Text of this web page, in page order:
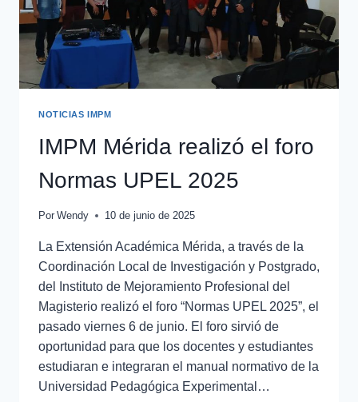
NOTICIAS IMPM
IMPM Mérida realizó el foro
Normas UPEL 2025
Por Wendy 10 de junio de 2025
La Extensión Académica Mérida, a través de la
Coordinación Local de Investigación y Postgrado,
del Instituto de Mejoramiento Profesional del
Magisterio realizó el foro “Normas UPEL 2025”, el
pasado viernes 6 de junio. El foro sirvió de
oportunidad para que los docentes y estudiantes
estudiaran e integraran el manual normativo de la
Universidad Pedagógica Experimental…